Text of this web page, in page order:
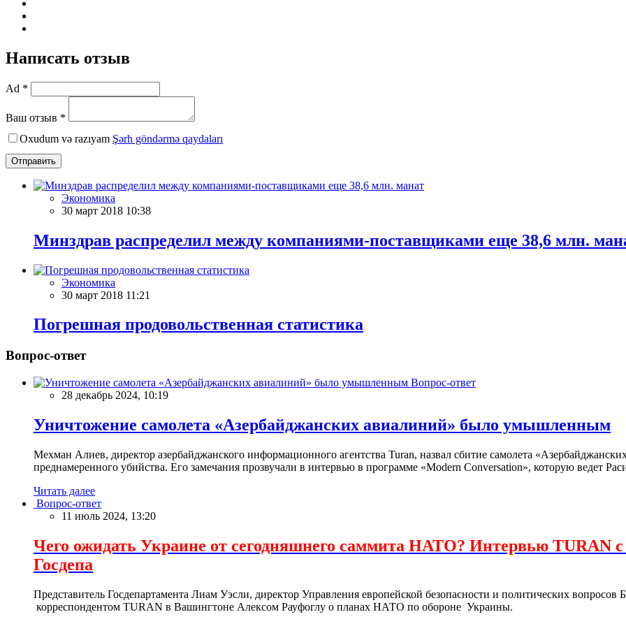
Написать отзыв
Ad *
Ваш отзыв *
Oxudum və razıyam Şərh göndərmə qaydaları
Отправить
Экономика
30 март 2018 10:38
Минздрав распределил между компаниями-поставщиками еще 38,6 млн.
Экономика
30 март 2018 11:21
Погрешная продовольственная статистика
Вопрос-ответ
Вопрос-ответ
28 декабрь 2024, 10:19
Уничтожение самолета «Азербайджанских авиалиний» было умышленным
Мехман Алиев, директор азербайджанского информационного агентства Turan, назвал сбитие самолета
преднамеренного убийства. Его замечания прозвучали в интервью в программе «Modern Conversation», которую ведет
Читать далее
Вопрос-ответ
11 июль 2024, 13:20
Чего ожидать Украине от сегодняшнего саммита НАТО? Интервью TURAN
Госдепа
Представитель Госдепартамента Лиам Уэсли, директор Управления европейской безопасности и политических
корреспондентом TURAN в Вашингтоне Алексом Рауфоглу о планах НАТО по обороне Украины.